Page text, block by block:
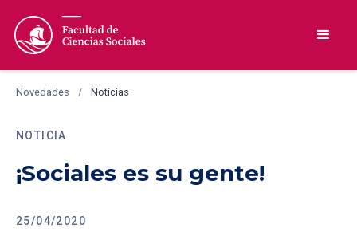
Novedades / Noticias
NOTICIA
¡Sociales es su gente!
25/04/2020